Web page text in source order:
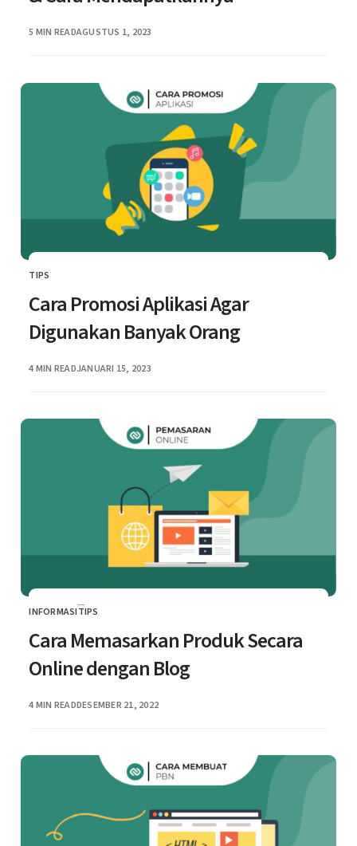
5 MIN READPUBLISHED
AGUSTUS 1, 2023
CATEGORY
TIPS
Cara Promosi Aplikasi Agar
Digunakan Banyak Orang
4 MIN READPUBLISHED
JANUARI 15, 2023
CATEGORY
INFORMASITIPS
Cara Memasarkan Produk Secara
Online dengan Blog
4 MIN READPUBLISHED
DESEMBER 21, 2022